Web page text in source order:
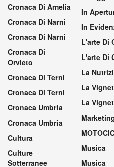
Cronaca Di Amelia
Cronaca Di Narni
Cronaca Di Narni
Cronaca Di
Orvieto
Cronaca Di Terni
Cronaca Di Terni
Cronaca Umbria
Cronaca Umbria
Cultura
Culture
Sotterranee
In
In
L'arte Di
L'arte Di
La
La
La
Musica
Musica